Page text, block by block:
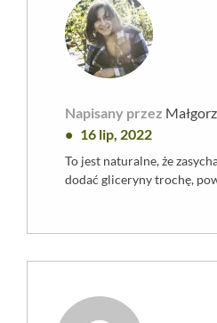
Napisany przez
16 lip, 2022
To jest naturalne, że
dodać gliceryny trochę,